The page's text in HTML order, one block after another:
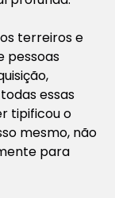
terreiros e
pessoas
essas
tipificou o
mesmo, não
para